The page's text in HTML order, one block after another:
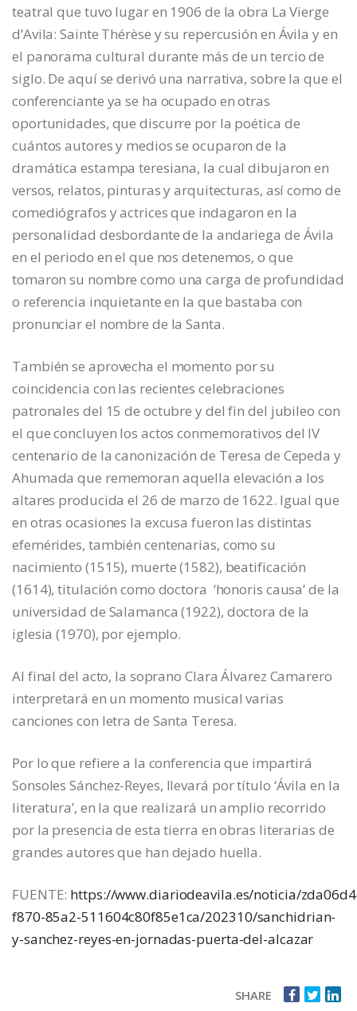
teatral que tuvo lugar en 1906 de la obra La Vierge
d’Avila: Sainte Thérèse y su repercusión en Ávila y en
el panorama cultural durante más de un tercio de
siglo. De aquí se derivó una narrativa, sobre la que el
conferenciante ya se ha ocupado en otras
oportunidades, que discurre por la poética de
cuántos autores y medios se ocuparon de la
dramática estampa teresiana, la cual dibujaron en
versos, relatos, pinturas y arquitecturas, así como de
comediógrafos y actrices que indagaron en la
personalidad desbordante de la andariega de Ávila
en el periodo en el que nos detenemos, o que
tomaron su nombre como una carga de profundidad
o referencia inquietante en la que bastaba con
pronunciar el nombre de la Santa.
También se aprovecha el momento por su
coincidencia con las recientes celebraciones
patronales del 15 de octubre y del fin del jubileo con
el que concluyen los actos conmemorativos del IV
centenario de la canonización de Teresa de Cepeda y
Ahumada que rememoran aquella elevación a los
altares producida el 26 de marzo de 1622. Igual que
en otras ocasiones la excusa fueron las distintas
efemérides, también centenarias, como su
nacimiento (1515), muerte (1582), beatificación
(1614), titulación como doctora ‘honoris causa’ de la
universidad de Salamanca (1922), doctora de la
iglesia (1970), por ejemplo.
Al final del acto, la soprano Clara Álvarez Camarero
interpretará en un momento musical varias
canciones con letra de Santa Teresa.
Por lo que refiere a la conferencia que impartirá
Sonsoles Sánchez-Reyes, llevará por título ‘Ávila en la
literatura’, en la que realizará un amplio recorrido
por la presencia de esta tierra en obras literarias de
grandes autores que han dejado huella.
FUENTE: https://www.diariodeavila.es/noticia/
f870-85a2-511604c80f85e1ca/202310/sanchidrian-
y-sanchez-reyes-en-jornadas-puerta-del-alcazar
SHARE